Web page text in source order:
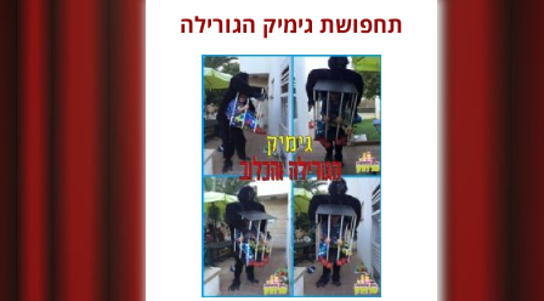
תחפושת גימיק הגורילה
והכלוב 2